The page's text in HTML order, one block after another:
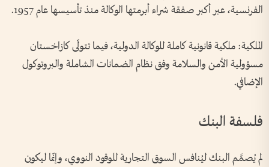
الفرنسية، عبر أكبر صفقة شراء أبرمتها الوكالة منذ تأسيسها عام 1957.
الملكية: ملكية قانونية كاملة للوكالة الدولية، فيما تتولّى كازاخستان
مسؤولية الأمن والسلامة وفق نظام الضمانات الشاملة والبروتوكول
الإضافي.
فلسفة البنك
لم يُصمَّم البنك ليُنافس السوق التجارية للوقود النووي، وإنّما ليكون